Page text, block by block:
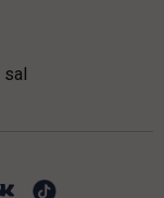
sal